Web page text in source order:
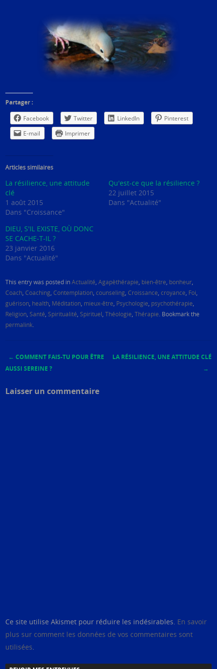
Partager :
Facebook
Twitter LinkedIn
Pinterest
E-mail
Imprimer
Articles similaires
La résilience, une attitude
clé
1 août 2015
Dans "Croissance"
Qu'est-ce que la résilience ?
22 juillet 2015
Dans "Actualité"
DIEU, S'IL EXISTE, OÙ DONC
SE CACHE-T-IL ?
23 janvier 2016
Dans "Actualité"
This entry was posted inActualité,Agapèthérapie, bien-être, bonheur,
Coach,Coaching,Contemplation,counseling,Croissance,croyance, Foi,
guérison, health, Méditation, mieux-être, Psychologie, psychothérapie,
Religion, Santé, Spiritualité, Spirituel,Théologie,Thérapie. Bookmark the
permalink.
Post navigation
← COMMENT FAIS-TU POUR ÊTRE
AUSSI SEREINE ?
LA RÉSILIENCE, UNE ATTITUDE CLÉ
→
Laisser un commentaire
Ce site utilise Akismet pour réduire les indésirables. En savoir
plus sur comment les données de vos commentaires sont
utilisées.